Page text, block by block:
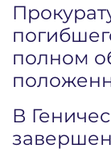
полном
В